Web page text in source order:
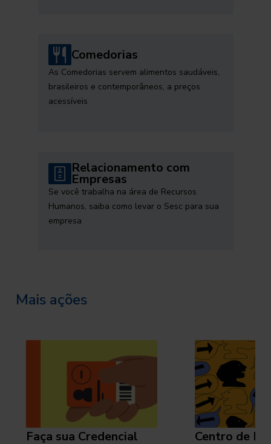
Comedorias
As Comedorias servem alimentos saudáveis,
brasileiros e contemporâneos, a preços
acessíveis
Relacionamento com
Empresas
Se você trabalha na área de Recursos
Humanos, saiba como levar o Sesc para sua
empresa
Mais ações
Faça sua Credencial
Centro de